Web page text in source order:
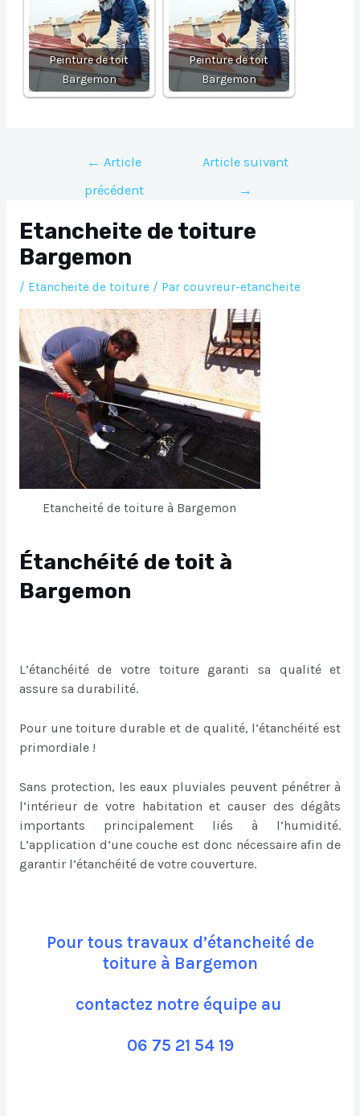
Peinture de toit
Bargemon
Peinture de toit
Bargemon
Navigation
l’article
← Article
précédent
Article suivant
→
Etancheite de toiture
Bargemon
/ Etancheite de toiture/ Par couvreur-etancheite
Etancheité de toiture à Bargemon
Étanchéité de toit à
Bargemon
L’étanchéité de votre toiture garanti sa qualité et
assure sa durabilité.
Pour une toiture durable et de qualité, l’étanchéité est
primordiale !
Sans protection, les eaux pluviales peuvent pénétrer à
l’intérieur de votre habitation et causer des dégâts
importants principalement liés à l’humidité.
L’application d’une couche est donc nécessaire afin de
garantir l’étanchéité de votre couverture.
Pour tous travaux d’étancheité de
toiture à Bargemon
contactez notre équipe au
06 75 21 54 19